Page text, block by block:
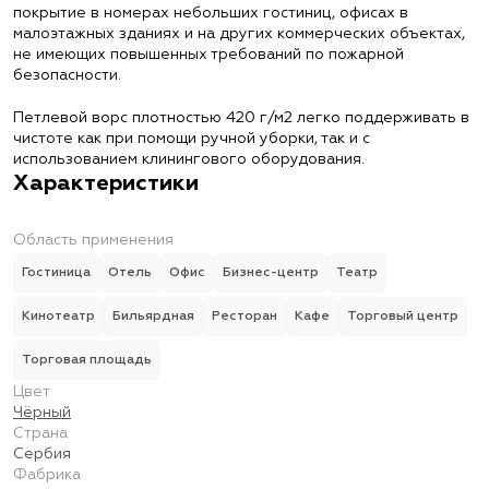
покрытие в номерах небольших гостиниц, офисах в
малоэтажных зданиях и на других коммерческих объектах,
не имеющих повышенных требований по пожарной
безопасности.
Петлевой ворс плотностью 420 г/м2 легко поддерживать в
чистоте как при помощи ручной уборки, так и с
использованием клинингового оборудования.
Характеристики
Область применения
Гостиница Отель Офис Бизнес-центр Театр
Кинотеатр Бильярдная Ресторан Кафе Торговый центр
Торговая площадь
Цвет
Чёрный
Страна
Сербия
Фабрика